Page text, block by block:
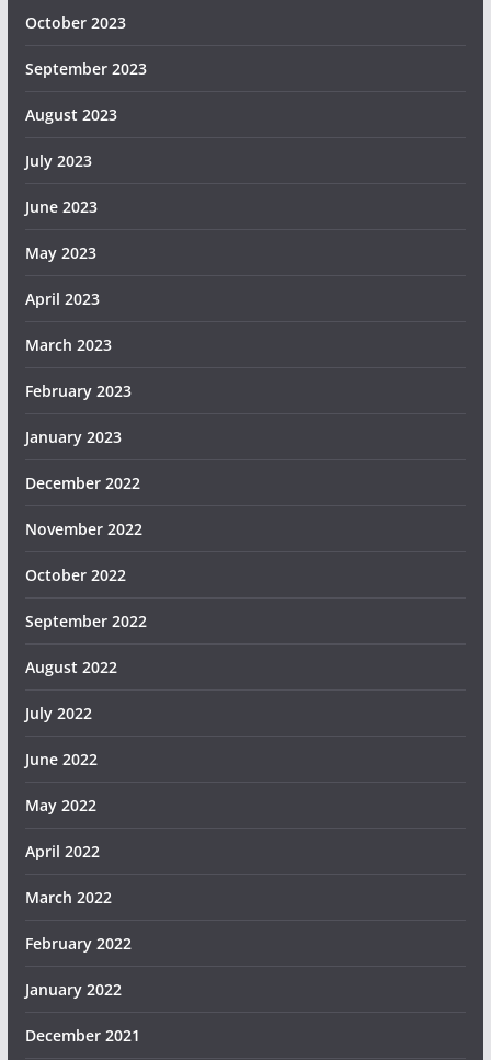
October 2023
September 2023
August 2023
July 2023
June 2023
May 2023
April 2023
March 2023
February 2023
January 2023
December 2022
November 2022
October 2022
September 2022
August 2022
July 2022
June 2022
May 2022
April 2022
March 2022
February 2022
January 2022
December 2021